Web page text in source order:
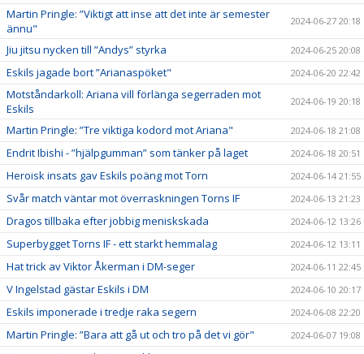
Martin Pringle: ”Viktigt att inse att det inte är semester
ännu"
2024-06-27 20:18
Jiu jitsu nycken till ”Andys” styrka 2024-06-25 20:08
Eskils jagade bort ”Arianaspöket" 2024-06-20 22:42
Motståndarkoll: Ariana vill förlänga segerraden mot
Eskils
2024-06-19 20:18
Martin Pringle: ”Tre viktiga kodord mot Ariana" 2024-06-18 21:08
Endrit Ibishi - ”hjälpgumman” som tänker på laget 2024-06-18 20:51
Heroisk insats gav Eskils poäng mot Torn 2024-06-14 21:55
Svår match väntar mot överraskningen Torns IF 2024-06-13 21:23
Dragos tillbaka efter jobbig meniskskada 2024-06-12 13:26
Superbygget Torns IF - ett starkt hemmalag 2024-06-12 13:11
Hat trick av Viktor Åkerman i DM-seger 2024-06-11 22:45
V Ingelstad gästar Eskils i DM 2024-06-10 20:17
Eskils imponerade i tredje raka segern 2024-06-08 22:20
Martin Pringle: ”Bara att gå ut och tro på det vi gör" 2024-06-07 19:08